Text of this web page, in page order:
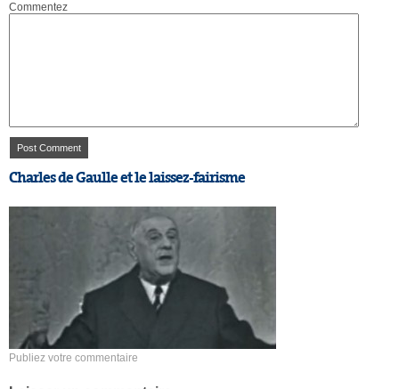
Commentez
Charles de Gaulle et le laissez-fairisme
Publiez votre commentaire